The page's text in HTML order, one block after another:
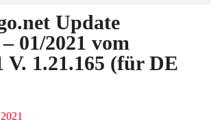
Update
01/2021 vom
V. 1.21.165 (für DE